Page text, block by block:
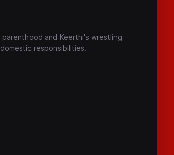
and Keerthi's wrestling
responsibilities.